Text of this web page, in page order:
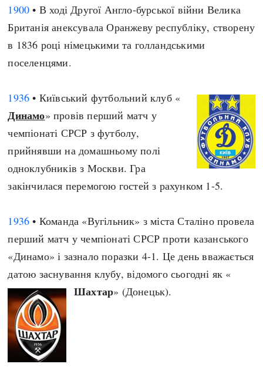
1900 • В ході Другої Англо-бурської війни Велика
Британія анексувала Оранжеву республіку, створену
в 1836 році німецькими та голландськими
поселенцями.
1936 • Київський футбольний клуб «
Динамо» провів перший матч у
чемпіонаті СРСР з футболу,
прийнявши на домашньому полі
одноклубників з Москви. Гра
закінчилася перемогою гостей з рахунком 1-5.
1936 • Команда «Вугільник» з міста Сталіно провела
перший матч у чемпіонаті СРСР проти казанського
«Динамо» і зазнало поразки 4-1. Це день вважається
датою заснування клубу, відомого сьогодні як «
Шахтар» (Донецьк).